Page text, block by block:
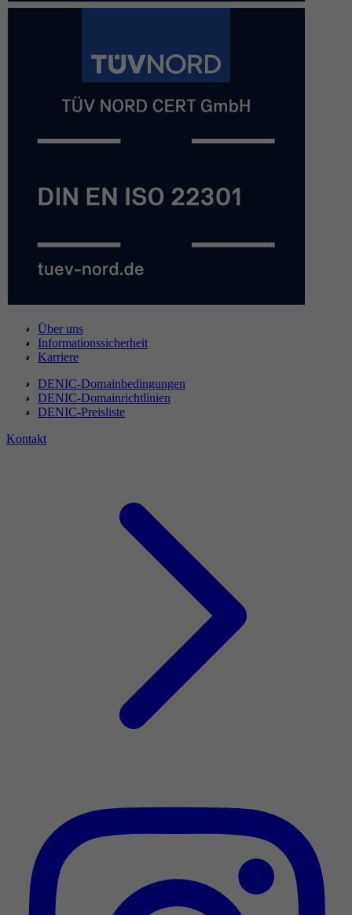
Über uns
Informationssicherheit
Karriere
DENIC-Domainbedingungen
DENIC-Domainrichtlinien
DENIC-Preisliste
Kontakt